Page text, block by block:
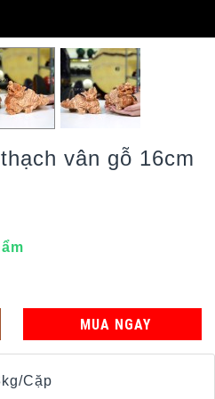
vân gỗ 16cm
MUA NGAY
Cặp